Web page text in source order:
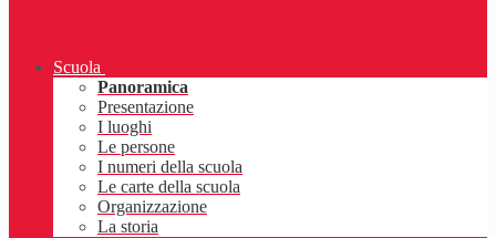
Scuola
Panoramica
Presentazione
I luoghi
Le persone
I numeri della scuola
Le carte della scuola
Organizzazione
La storia